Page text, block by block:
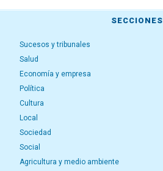
SECCIONES
Sucesos y tribunales
Salud
Economía y empresa
Política
Cultura
Local
Sociedad
Social
Agricultura y medio ambiente